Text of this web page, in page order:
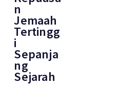
n
Jemaah
Tertingg
i
Sepanja
ng
Sejarah